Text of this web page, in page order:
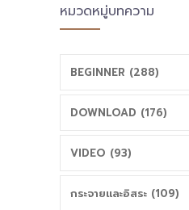
สพม.เชียงใหม่
หมวดหมู่บทความ
BEGINNER (288)
DOWNLOAD (176)
VIDEO (93)
กระจายและอิสระ (109)